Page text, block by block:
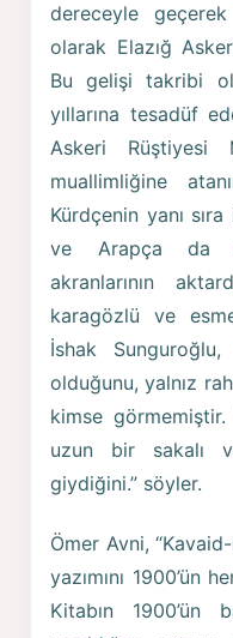
dereceyle
olarak Elazığ
Bu gelişi takribi
yıllarına tesadüf
Askeri Rüştiyesi
muallimliğine
Kürdçenin yanı
ve Arapça da
akranlarının
karagözlü ve
İshak
olduğunu, yalnız
kimse
uzun bir sakalı
giydiğini.” söyler.
Ömer Avni,
yazımını 1900’ün
Kitabın 1900’ün